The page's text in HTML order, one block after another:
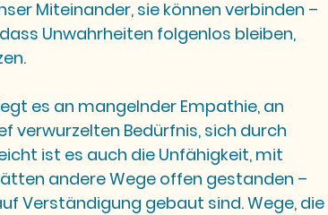
Miteinander, sie können verbinden –
Unwahrheiten folgenlos bleiben,
es an mangelnder Empathie, an
verwurzelten Bedürfnis, sich durch
ist es auch die Unfähigkeit, mit
andere Wege offen gestanden –
Verständigung gebaut sind. Wege, die